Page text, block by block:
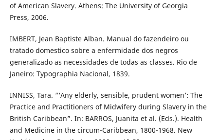
of American Slavery. Athens: The University of Georgia
Press, 2006.
IMBERT, Jean Baptiste Alban. Manual do fazendeiro ou
tratado domestico sobre a enfermidade dos negros
generalizado as necessidades de todas as classes. Rio de
Janeiro: Typographia Nacional, 1839.
INNISS, Tara. “‘Any elderly, sensible, prudent women’: The
Practice and Practitioners of Midwifery during Slavery in the
British Caribbean”. In: BARROS, Juanita et al. (Eds.). Health
and Medicine in the circum-Caribbean, 1800-1968. New